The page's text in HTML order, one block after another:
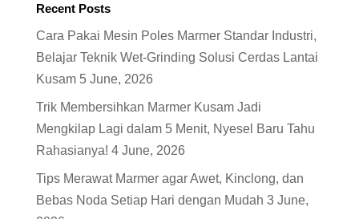
Recent Posts
Cara Pakai Mesin Poles Marmer Standar Industri,
Belajar Teknik Wet-Grinding Solusi Cerdas Lantai
Kusam 5 June, 2026
Trik Membersihkan Marmer Kusam Jadi
Mengkilap Lagi dalam 5 Menit, Nyesel Baru Tahu
Rahasianya! 4 June, 2026
Tips Merawat Marmer agar Awet, Kinclong, dan
Bebas Noda Setiap Hari dengan Mudah 3 June,